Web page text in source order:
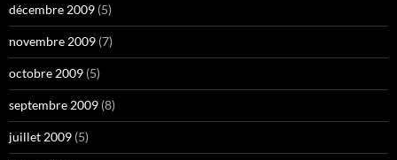
décembre 2009 (5)
novembre 2009 (7)
octobre 2009 (5)
septembre 2009 (8)
juillet 2009 (5)